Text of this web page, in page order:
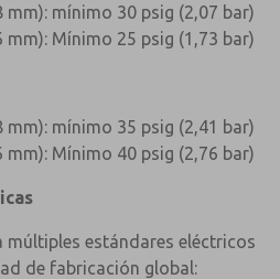
mm): mínimo 30 psig (2,07 bar)
mm): Mínimo 25 psig (1,73 bar)
mm): mínimo 35 psig (2,41 bar)
mm): Mínimo 40 psig (2,76 bar)
múltiples estándares eléctricos
de fabricación global: